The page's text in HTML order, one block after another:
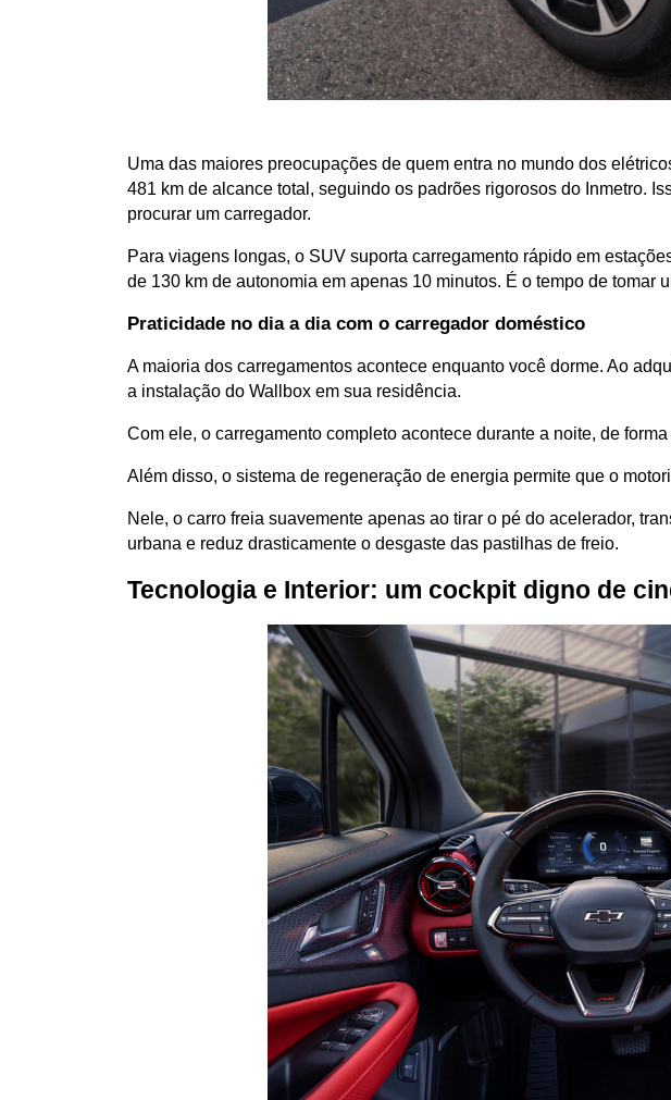
Uma das maiores preocupações de quem entra no mundo dos
481 km de alcance total, seguindo os padrões rigorosos do Inmetro.
procurar um carregador.
Para viagens longas, o SUV suporta carregamento rápido em
de 130 km de autonomia em apenas 10 minutos. É o tempo de tomar
Praticidade no dia a dia com o carregador doméstico
A maioria dos carregamentos acontece enquanto você dorme. Ao
a instalação do Wallbox em sua residência.
Com ele, o carregamento completo acontece durante a noite, de
Além disso, o sistema de regeneração de energia permite que o
Nele, o carro freia suavemente apenas ao tirar o pé do acelerador,
urbana e reduz drasticamente o desgaste das pastilhas de freio.
Tecnologia e Interior: um cockpit digno de